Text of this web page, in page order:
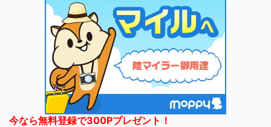
今なら無料登録で300Pプレゼント！